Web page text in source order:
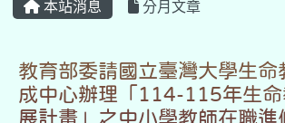
本站消息 分月文章
教育部委請國立臺灣大學生命
成中心辦理「114-115年生命
展計畫」之中小學教師在職進